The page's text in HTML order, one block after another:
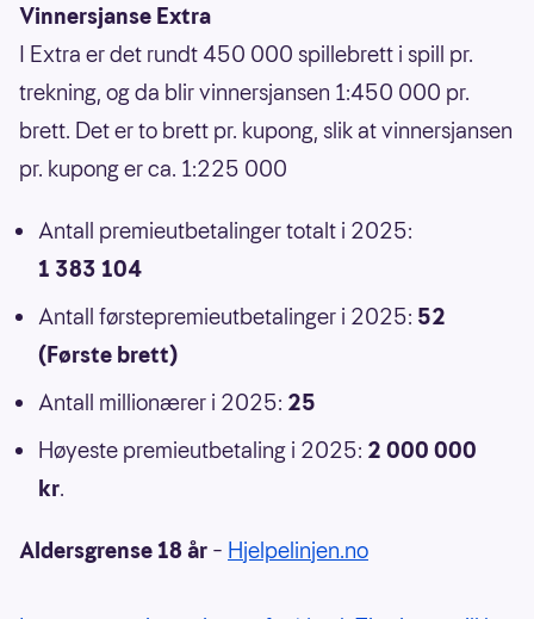
Vinnersjanse Extra
I Extra er det rundt 450 000 spillebrett i spill pr.
trekning, og da blir vinnersjansen 1:450 000 pr.
brett. Det er to brett pr. kupong, slik at vinnersjansen
pr. kupong er ca. 1:225 000
Antall premieutbetalinger totalt i 2025:
1 383 104
Antall førstepremieutbetalinger i 2025: 52
(Første brett)
Antall millionærer i 2025: 25
Høyeste premieutbetaling i 2025: 2 000 000
kr.
Aldersgrense 18 år – Hjelpelinjen.no